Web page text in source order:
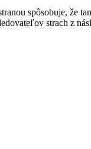
spôsobuje, že
strach z